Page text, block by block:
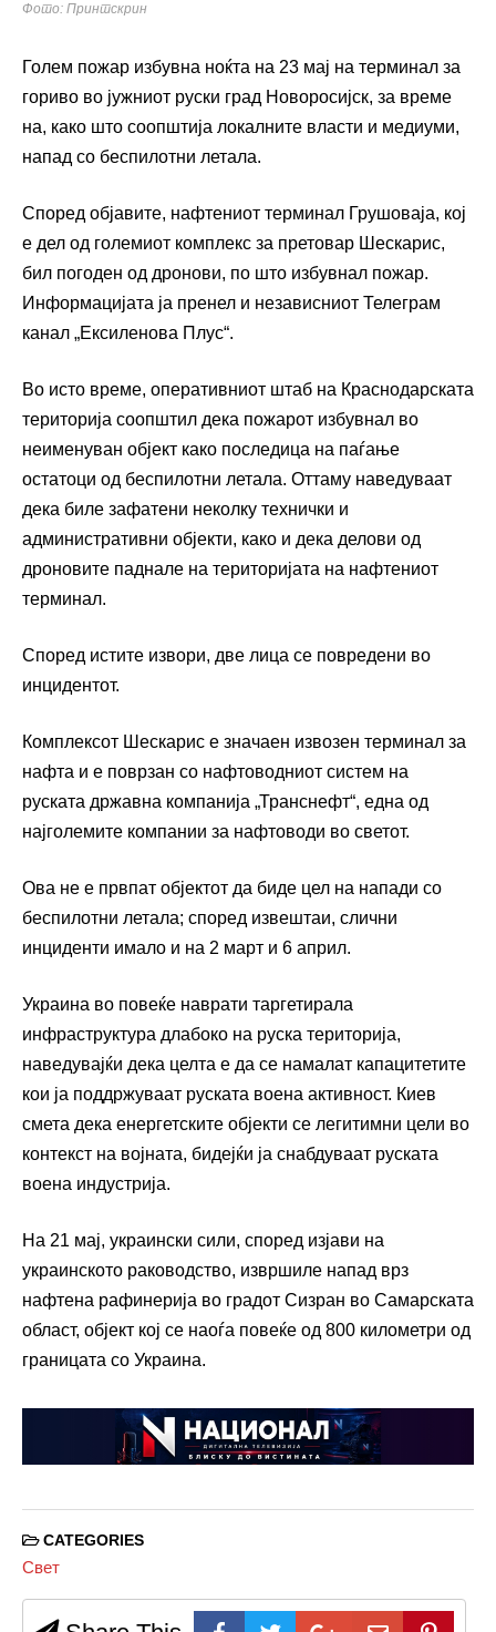
Фото: Принтскрин
Голем пожар избувна ноќта на 23 мај на терминал за
гориво во јужниот руски град Новоросијск, за време
на, како што соопштија локалните власти и медиуми,
напад со беспилотни летала.
Според објавите, нафтениот терминал Грушоваја, кој
е дел од големиот комплекс за претовар Шескарис,
бил погоден од дронови, по што избувнал пожар.
Информацијата ја пренел и независниот Телеграм
канал „Ексиленова Плус“.
Во исто време, оперативниот штаб на Краснодарската
територија соопштил дека пожарот избувнал во
неименуван објект како последица на паѓање
остатоци од беспилотни летала. Оттаму наведуваат
дека биле зафатени неколку технички и
административни објекти, како и дека делови од
дроновите паднале на територијата на нафтениот
терминал.
Според истите извори, две лица се повредени во
инцидентот.
Комплексот Шескарис е значаен извозен терминал за
нафта и е поврзан со нафтоводниот систем на
руската државна компанија „Транснефт“, една од
најголемите компании за нафтоводи во светот.
Ова не е првпат објектот да биде цел на напади со
беспилотни летала; според извештаи, слични
инциденти имало и на 2 март и 6 април.
Украина во повеќе наврати таргетирала
инфраструктура длабоко на руска територија,
наведувајќи дека целта е да се намалат капацитетите
кои ја поддржуваат руската воена активност. Киев
смета дека енергетските објекти се легитимни цели во
контекст на војната, бидејќи ја снабдуваат руската
воена индустрија.
На 21 мај, украински сили, според изјави на
украинското раководство, извршиле напад врз
нафтена рафинерија во градот Сизран во Самарската
област, објект кој се наоѓа повеќе од 800 километри од
границата со Украина.
CATEGORIES
Свет